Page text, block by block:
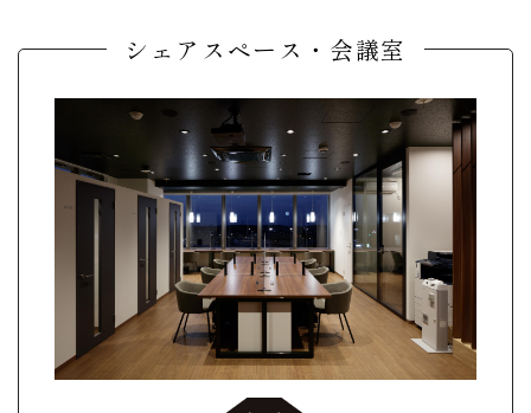
シェアスペース・会議室